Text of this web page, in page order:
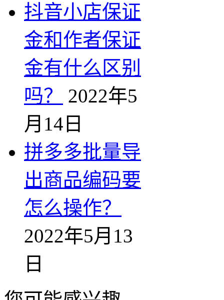
抖音小店保证
金和作者保证
金有什么区别
吗？
2022年5
月14日
拼多多批量导
出商品编码要
怎么操作？
2022年5月13
日